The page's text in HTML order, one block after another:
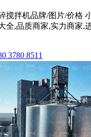
搅拌机品牌/图片/价格
全,品质商家,实力商家,
3780 8511